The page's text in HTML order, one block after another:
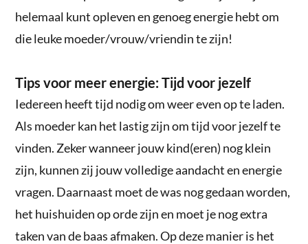
helemaal kunt opleven en genoeg energie hebt om
die leuke moeder/vrouw/vriendin te zijn!
Tips voor meer energie: Tijd voor jezelf
Iedereen heeft tijd nodig om weer even op te laden.
Als moeder kan het lastig zijn om tijd voor jezelf te
vinden. Zeker wanneer jouw kind(eren) nog klein
zijn, kunnen zij jouw volledige aandacht en energie
vragen. Daarnaast moet de was nog gedaan worden,
het huishuiden op orde zijn en moet je nog extra
taken van de baas afmaken. Op deze manier is het